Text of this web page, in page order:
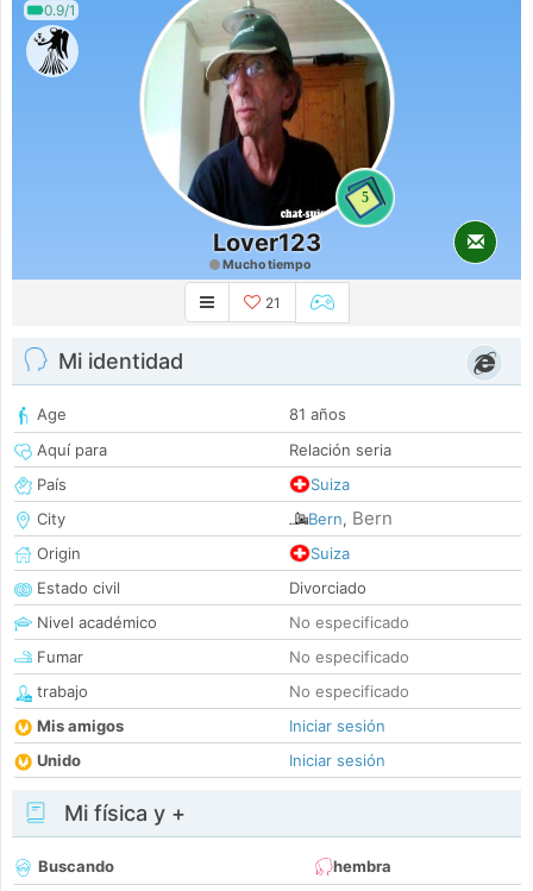
0.9/1
5
Lover123
Mucho tiempo
21
Mi identidad
Age
81 años
Aquí para
Relación seria
País
Suiza
City
Bern, Bern
Origin
Suiza
Estado civil
Divorciado
Nivel académico
No especificado
Fumar
No especificado
trabajo
No especificado
Mis amigos
Iniciar sesión
Unido
Iniciar sesión
Mi física y +
Buscando
hembra